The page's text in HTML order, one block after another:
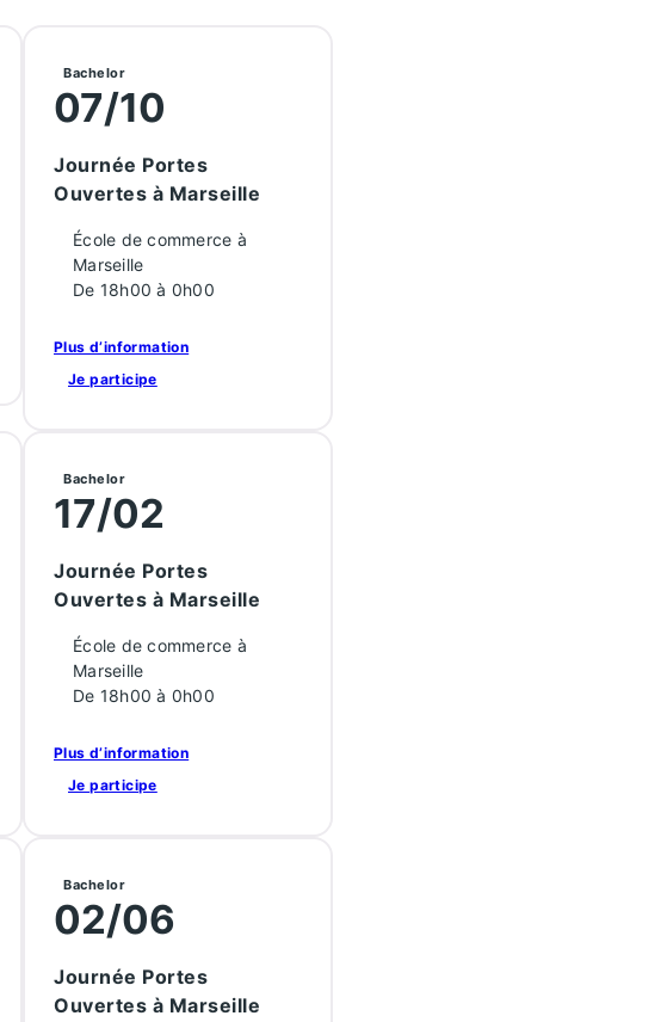
Bachelor
07/10
Journée Portes
Ouvertes à Marseille
École de commerce à
Marseille
De 18h00 à 0h00
Plus d’information
Je participe
Bachelor
17/02
Journée Portes
Ouvertes à Marseille
École de commerce à
Marseille
De 18h00 à 0h00
Plus d’information
Je participe
Bachelor
02/06
Journée Portes
Ouvertes à Marseille